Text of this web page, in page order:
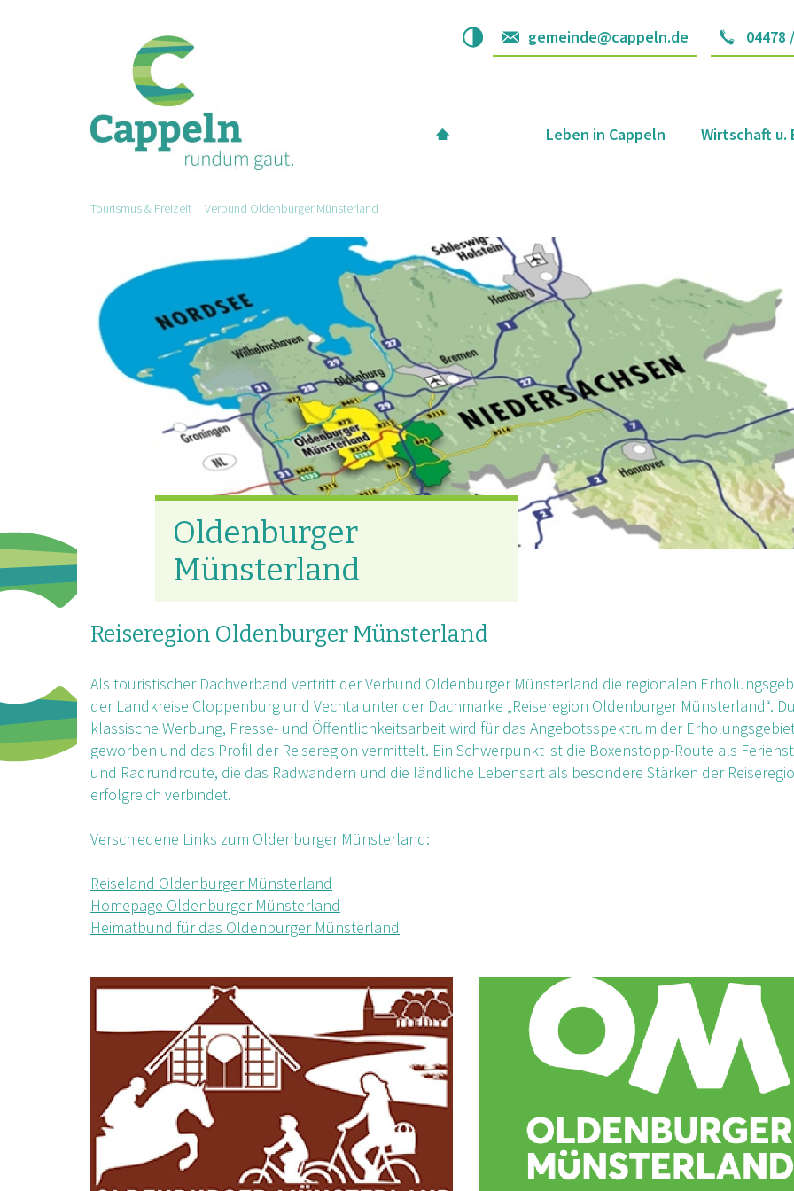
gemeinde@cappeln.de 04478
Leben in Cappeln Wirtschaft u.
Tourismus & Freizeit · Verbund Oldenburger Münsterland
Oldenburger
Münsterland
Reiseregion Oldenburger Münsterland
Als touristischer Dachverband vertritt der Verbund Oldenburger Münsterland die regionalen
der Landkreise Cloppenburg und Vechta unter der Dachmarke „Reiseregion Oldenburger Münsterland“.
klassische Werbung, Presse- und Öffentlichkeitsarbeit wird für das Angebotsspektrum der
geworben und das Profil der Reiseregion vermittelt. Ein Schwerpunkt ist die Boxenstopp-Route als
und Radrundroute, die das Radwandern und die ländliche Lebensart als besondere Stärken der
erfolgreich verbindet.
Verschiedene Links zum Oldenburger Münsterland:
Reiseland Oldenburger Münsterland
Homepage Oldenburger Münsterland
Heimatbund für das Oldenburger Münsterland